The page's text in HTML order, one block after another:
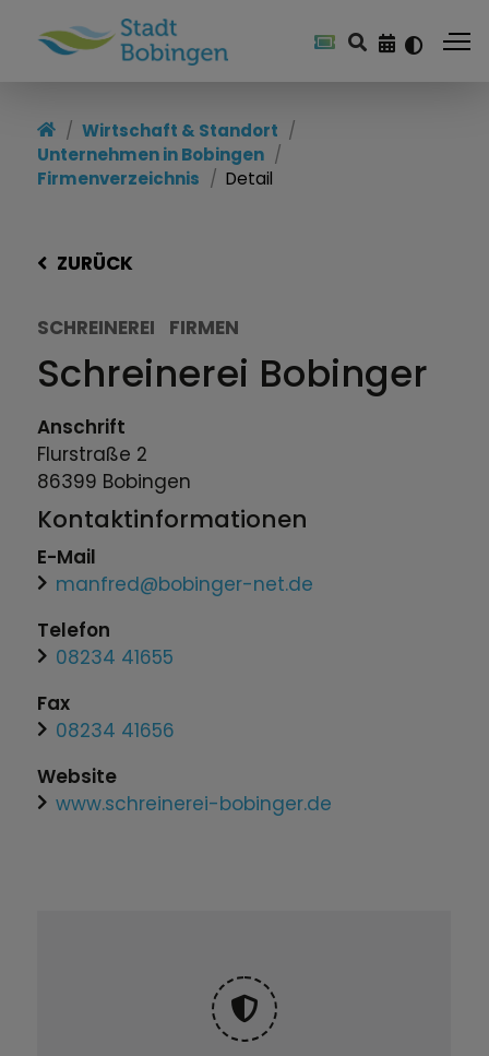
Wirtschaft & Standort
Unternehmen in Bobingen
Firmenverzeichnis
Detail
ZURÜCK
SCHREINEREI FIRMEN
Schreinerei Bobinger
Anschrift
Flurstraße 2
86399 Bobingen
Kontaktinformationen
E-Mail
manfred@bobinger-net.de
Telefon
08234 41655
Fax
08234 41656
Website
www.schreinerei-bobinger.de